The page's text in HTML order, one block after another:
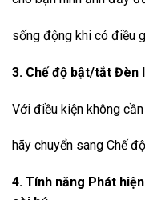
sống động khi có điều
3. Chế độ bật/tắt Đèn
Với điều kiện không
hãy chuyển sang Chế
4. Tính năng Phát